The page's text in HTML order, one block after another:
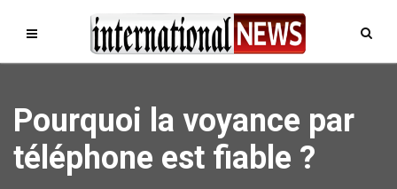
Pourquoi la voyance par
téléphone est fiable ?